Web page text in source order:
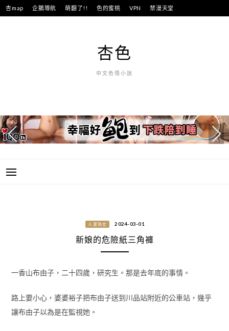
跳
至
杏map 企鵝導航 萌翻了!! 色的蜜桃 VPN 禁漫天堂
杏色
中文色情小說
人妻熟女 2024-03-01
新娘的危險紙三角褲
一香山布由子，二十四歲，研究生。那是去年底的事情。
路上要小心，婆婆裕子把布由子送到川品站附近的公車站，幾乎
讓布由子以為是在監視她。